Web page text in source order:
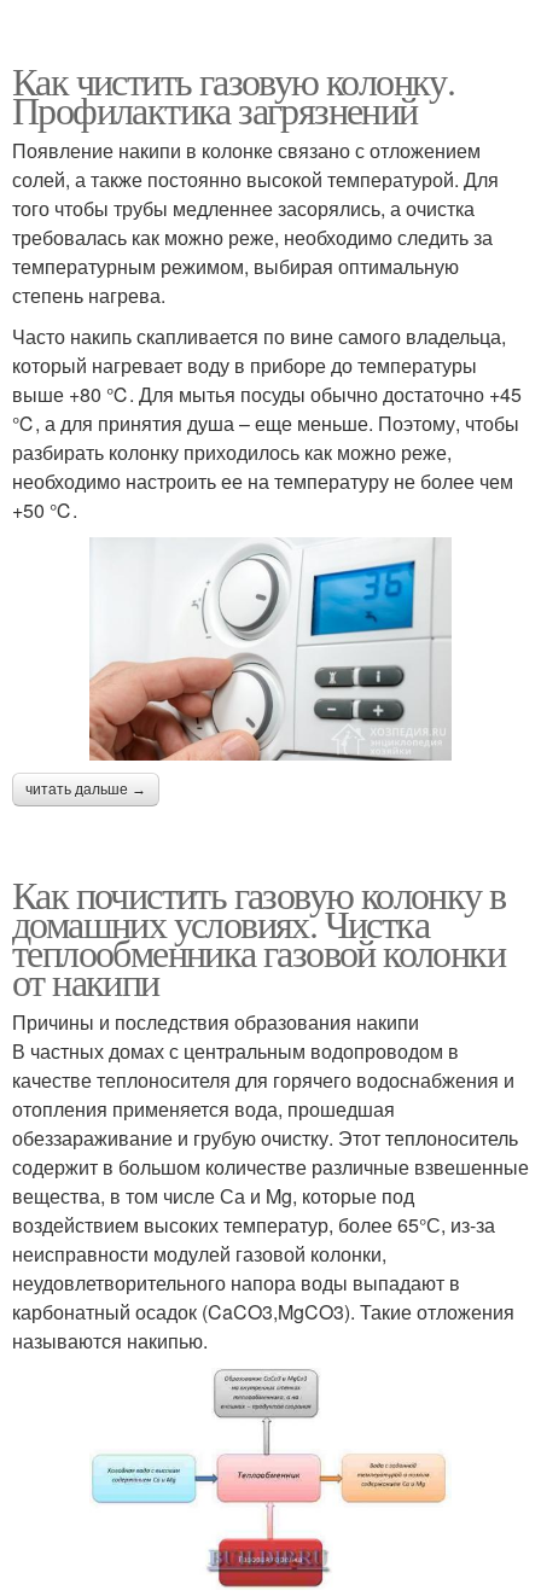
Как чистить газовую колонку.
Профилактика загрязнений
Появление накипи в колонке связано с отложением
солей, а также постоянно высокой температурой. Для
того чтобы трубы медленнее засорялись, а очистка
требовалась как можно реже, необходимо следить за
температурным режимом, выбирая оптимальную
степень нагрева.
Часто накипь скапливается по вине самого владельца,
который нагревает воду в приборе до температуры
выше +80 ℃. Для мытья посуды обычно достаточно +45
℃, а для принятия душа – еще меньше. Поэтому, чтобы
разбирать колонку приходилось как можно реже,
необходимо настроить ее на температуру не более чем
+50 ℃.
читать дальше →
Как почистить газовую колонку в
домашних условиях. Чистка
теплообменника газовой колонки
от накипи
Причины и последствия образования накипи
В частных домах с центральным водопроводом в
качестве теплоносителя для горячего водоснабжения и
отопления применяется вода, прошедшая
обеззараживание и грубую очистку. Этот теплоноситель
содержит в большом количестве различные взвешенные
вещества, в том числе Са и Mg, которые под
воздействием высоких температур, более 65°С, из-за
неисправности модулей газовой колонки,
неудовлетворительного напора воды выпадают в
карбонатный осадок (CaCO3,MgCO3). Такие отложения
называются накипью.